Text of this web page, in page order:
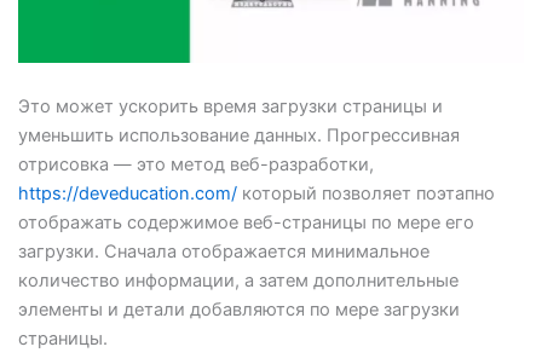
Это может ускорить время загрузки страницы и
уменьшить использование данных. Прогрессивная
отрисовка — это метод веб-разработки,
https://deveducation.com/который позволяет поэтапно
отображать содержимое веб-страницы по мере его
загрузки. Сначала отображается минимальное
количество информации, а затем дополнительные
элементы и детали добавляются по мере загрузки
страницы.